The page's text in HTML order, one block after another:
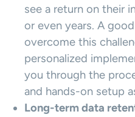
see a return on their
or even years. A
overcome this
personalized
you through the
and hands-on setup
Long-term data